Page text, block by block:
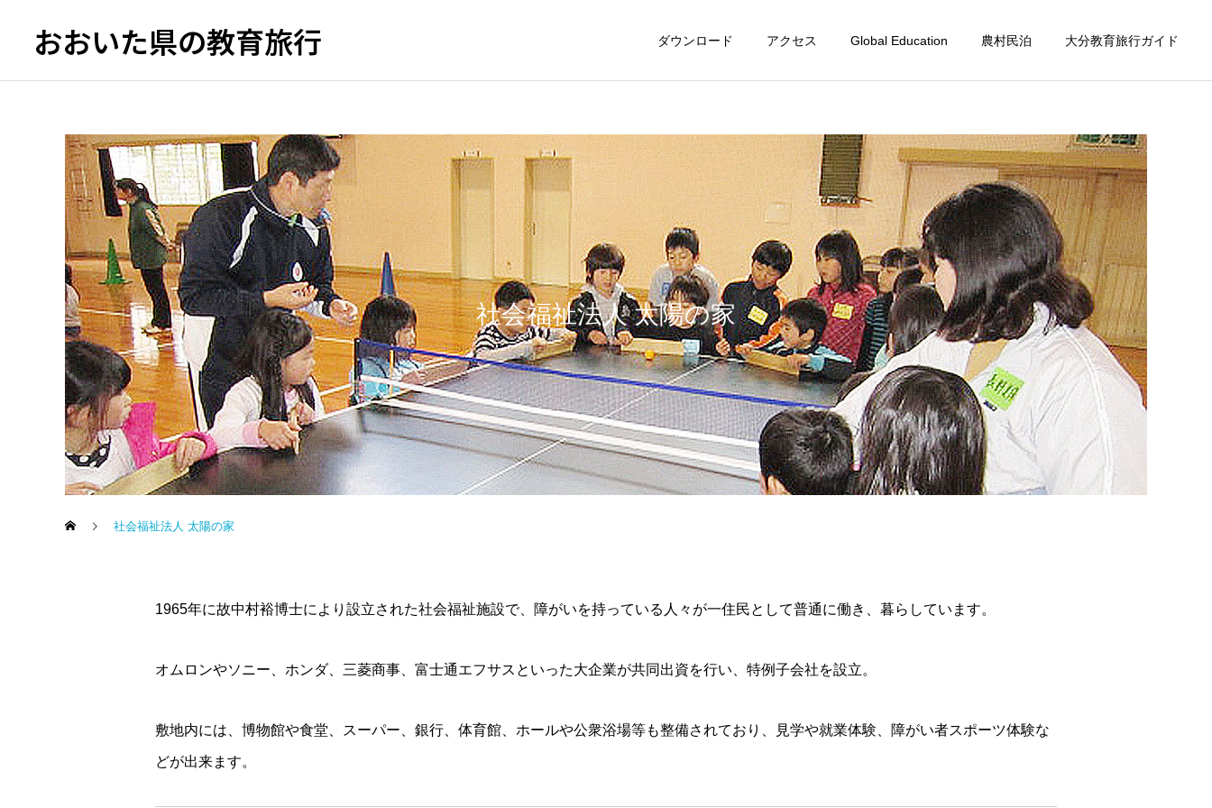
おおいた県の教育旅行 ダウンロード アクセス Global Education 農村民泊 大分教育旅行ガイド
社会福祉法人 太陽の家
社会福祉法人 太陽の家
1965年に故中村裕博士により設立された社会福祉施設で、障がいを持っている人々が一住民として普通に働き、暮らしています。
オムロンやソニー、ホンダ、三菱商事、富士通エフサスといった大企業が共同出資を行い、特例子会社を設立。
敷地内には、博物館や食堂、スーパー、銀行、体育館、ホールや公衆浴場等も整備されており、見学や就業体験、障がい者スポーツ体験な
どが出来ます。